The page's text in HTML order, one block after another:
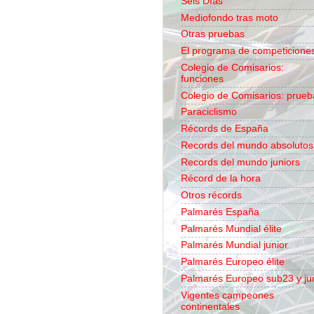
Mediofondo tras moto
Otras pruebas
El programa de
Colegio de Comisarios:
funciones
Colegio de Comisarios:
Paraciclismo
Récords de España
Records del mundo absolutos
Records del mundo juniors
Récord de la hora
Otros récords
Palmarés España
Palmarés Mundial élite
Palmarés Mundial junior
Palmarés Europeo élite
Palmarés Europeo sub23 y
Vigentes campeones
continentales